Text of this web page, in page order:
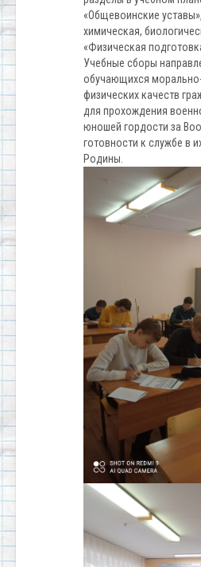
«Общевоинские
химическая,
«Физическая
Учебные сборы
обучающихся
физических качеств
для прохождения
юношей гордости за
готовности к службе в
Родины.